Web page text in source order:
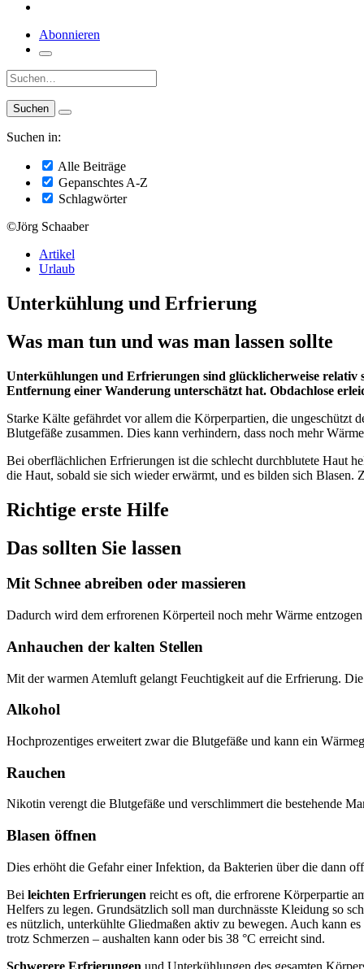
Abonnieren
Suche:
Suchen in:
Alle Beiträge
Gepanschtes A-Z
Schlagwörter
©Jörg Schaaber
Artikel
Urlaub
Unterkühlung und Erfrierung
Was man tun und was man lassen sollte
Unterkühlungen und Erfrierungen sind glücklicherweise relativ
Entfernung einer Wanderung unterschätzt hat. Obdachlose
Starke Kälte gefährdet vor allem die Körperpartien, die ungeschützt
Blutgefäße zusammen. Dies kann verhindern, dass noch mehr
Bei oberflächlichen Erfrierungen ist die schlecht durchblutete Haut
die Haut, sobald sie sich wieder erwärmt, und es bilden sich Blasen.
Richtige erste Hilfe
Das sollten Sie lassen
Mit Schnee abreiben oder massieren
Dadurch wird dem erfrorenen Körperteil noch mehr Wärme
Anhauchen der kalten Stellen
Mit der warmen Atemluft gelangt Feuchtigkeit auf die Erfrierung.
Alkohol
Hochprozentiges erweitert zwar die Blutgefäße und kann ein
Rauchen
Nikotin verengt die Blutgefäße und verschlimmert die bestehende
Blasen öffnen
Dies erhöht die Gefahr einer Infektion, da Bakterien über die dann
Bei leichten Erfrierungen reicht es oft, die erfrorene Körperpartie
Helfers zu legen. Grundsätzlich soll man durchnässte Kleidung so
es nützlich, unterkühlte Gliedmaßen aktiv zu bewegen. Auch kann
trotz Schmerzen – aushalten kann oder bis 38 °C erreicht sind.
Schwerere Erfrierungen und Unterkühlungen des gesamten